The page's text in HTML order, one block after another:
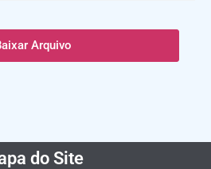
Arquivo
do Site